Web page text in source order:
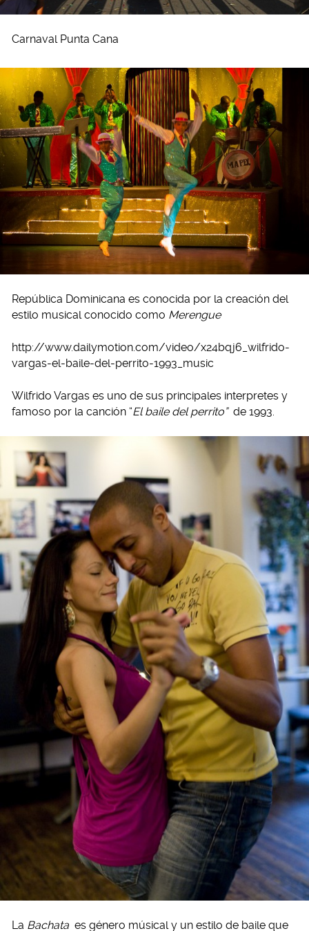
Carnaval Punta Cana
República Dominicana es conocida por la creación del
estilo musical conocido como Merengue
http://www.dailymotion.com/video/x24bqj6_wilfrido-
vargas-el-baile-del-perrito-1993_music
Wilfrido Vargas es uno de sus principales interpretes y
famoso por la canción “El baile del perrito” de 1993.
La Bachata es género músical y un estilo de baile que